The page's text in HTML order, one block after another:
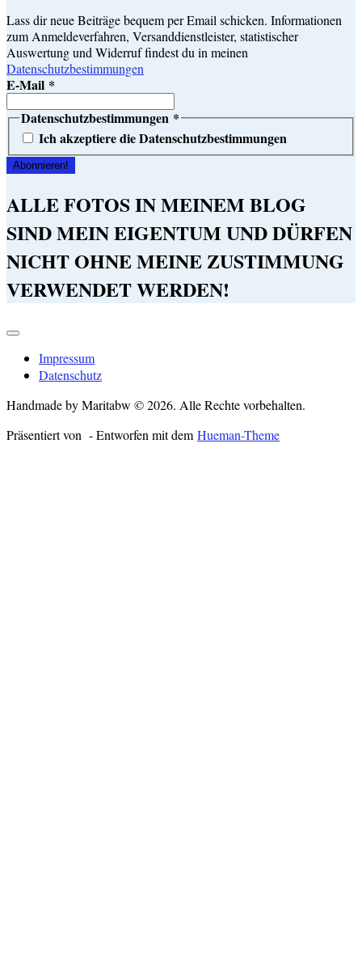
Lass dir neue Beiträge bequem per Email schicken. Informationen
zum Anmeldeverfahren, Versanddienstleister, statistischer
Auswertung und Widerruf findest du in meinen
Datenschutzbestimmungen
E-Mail *
Datenschutzbestimmungen *
Ich akzeptiere die Datenschutzbestimmungen
ALLE FOTOS IN MEINEM BLOG
SIND MEIN EIGENTUM UND DÜRFEN
NICHT OHNE MEINE ZUSTIMMUNG
VERWENDET WERDEN!
Impressum
Datenschutz
Handmade by Maritabw © 2026. Alle Rechte vorbehalten.
Präsentiert von - Entworfen mit dem Hueman-Theme